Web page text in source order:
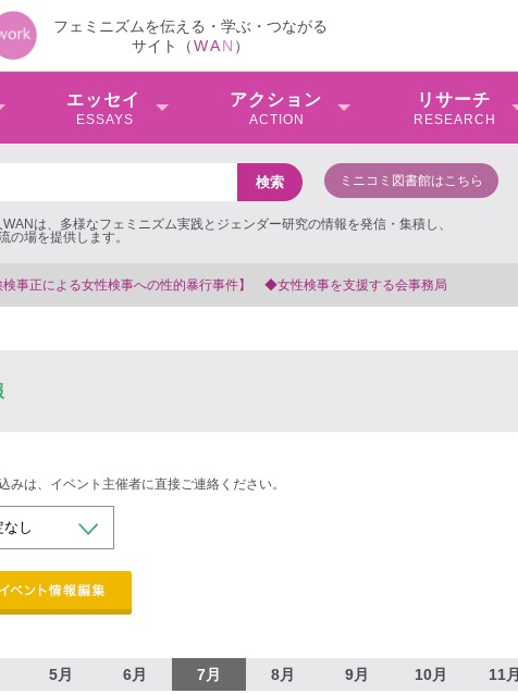
フェミニズムを伝える・学ぶ・つながる
サイト（WAN ）
エッセイ
ESSAYS
アクション
ACTION
リサーチ
RESEARCH
ミニコミ図書館はこちら
は、多様なフェミニズム実践とジェンダー研究の情報を発信・集積し、
の場を提供します。
】 ◆女性検事を支援する会事務局
みは、イベント主催者に直接ご連絡ください。
5月 6月 7月 8月 9月 10月 11月